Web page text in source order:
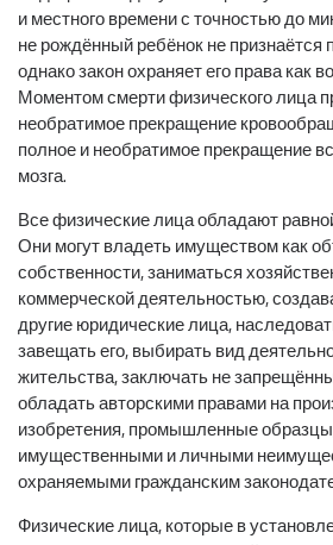
и местного времени с точностью до
не рождённый ребёнок не
однако закон охраняет его права как
Моментом смерти физического лица
необратимое прекращение
полное и необратимое прекращение
мозга.
Все физические лица обладают
Они могут владеть имуществом как
собственности, заниматься
коммерческой деятельностью,
другие юридические лица,
завещать его, выбирать вид
жительства, заключать не
обладать авторскими правами на
изобретения, промышленные
имущественными и личными
охраняемыми гражданским
Физические лица, которые в